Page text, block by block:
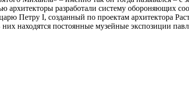
разработали систему обороняющих
Петру I, созданный по проектам архитектора
находятся постоянные музейные экспозиции